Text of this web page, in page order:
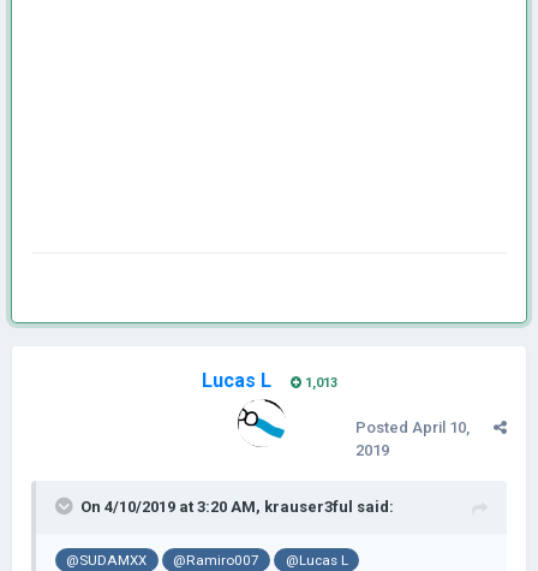
Lucas L 1,013
Posted April 10,
2019
On 4/10/2019 at 3:20 AM, krauser3ful said:
@SUDAMXX @Ramiro007 @Lucas L